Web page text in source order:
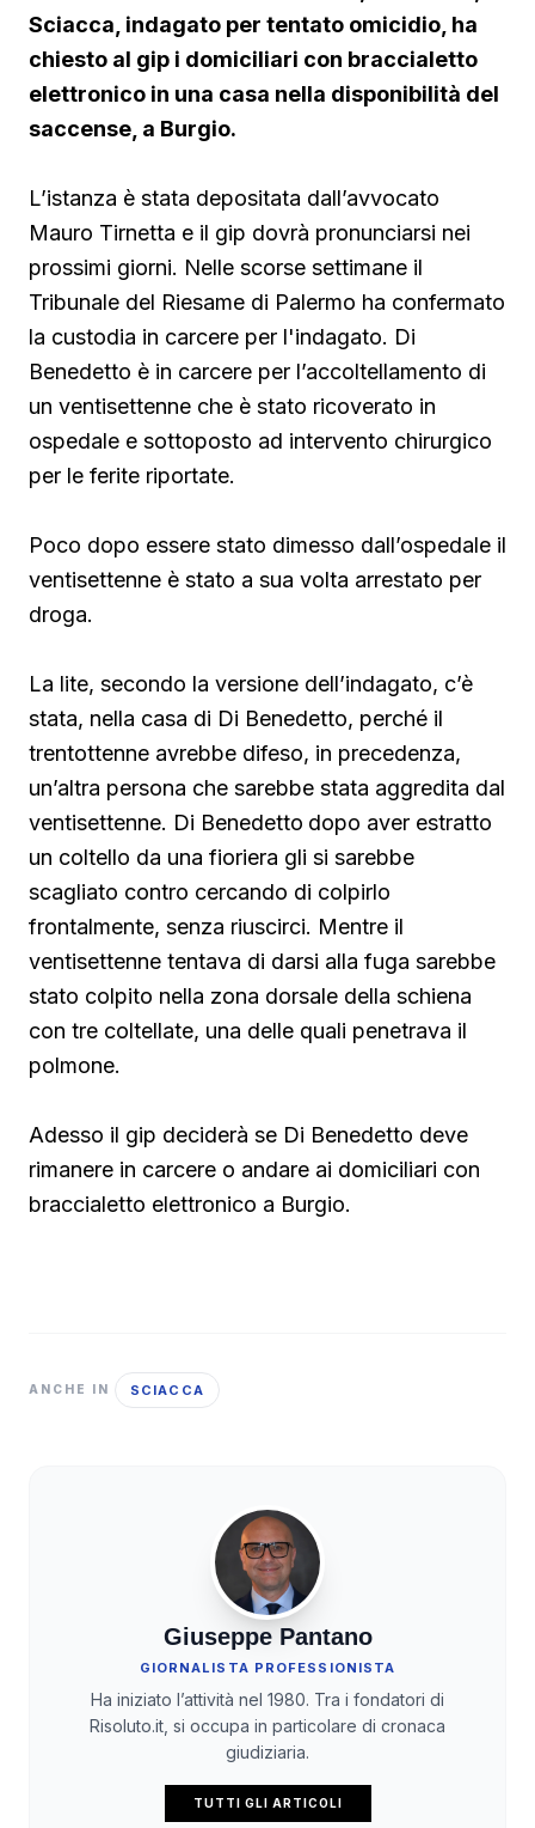
Sciacca, indagato per tentato omicidio, ha
chiesto al gip i domiciliari con braccialetto
elettronico in una casa nella disponibilità del
saccense, a Burgio.
L’istanza è stata depositata dall’avvocato
Mauro Tirnetta e il gip dovrà pronunciarsi nei
prossimi giorni. Nelle scorse settimane il
Tribunale del Riesame di Palermo ha confermato
la custodia in carcere per l'indagato. Di
Benedetto è in carcere per l’accoltellamento di
un ventisettenne che è stato ricoverato in
ospedale e sottoposto ad intervento chirurgico
per le ferite riportate.
Poco dopo essere stato dimesso dall’ospedale il
ventisettenne è stato a sua volta arrestato per
droga.
La lite, secondo la versione dell’indagato, c’è
stata, nella casa di Di Benedetto, perché il
trentottenne avrebbe difeso, in precedenza,
un’altra persona che sarebbe stata aggredita dal
ventisettenne. Di Benedetto dopo aver estratto
un coltello da una fioriera gli si sarebbe
scagliato contro cercando di colpirlo
frontalmente, senza riuscirci. Mentre il
ventisettenne tentava di darsi alla fuga sarebbe
stato colpito nella zona dorsale della schiena
con tre coltellate, una delle quali penetrava il
polmone.
Adesso il gip deciderà se Di Benedetto deve
rimanere in carcere o andare ai domiciliari con
braccialetto elettronico a Burgio.
ANCHE IN SCIACCA
Giuseppe Pantano
GIORNALISTA PROFESSIONISTA
Ha iniziato l’attività nel 1980. Tra i fondatori di
Risoluto.it, si occupa in particolare di cronaca
giudiziaria.
TUTTI GLI ARTICOLI